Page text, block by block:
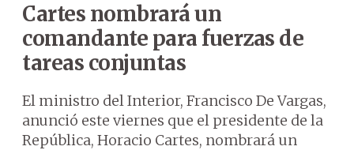
Cartes nombrará un
comandante para fuerzas de
tareas conjuntas
El ministro del Interior, Francisco De Vargas,
anunció este viernes que el presidente de la
República, Horacio Cartes, nombrará un